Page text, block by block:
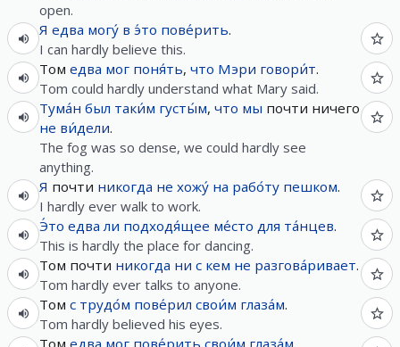
open.
Я едва могу́ в э́то пове́рить.
I can hardly believe this.
Том едва мог поня́ть, что Мэри говори́т.
Tom could hardly understand what Mary said.
Тума́н был таки́м густы́м, что мы почти ничего
не ви́дели.
The fog was so dense, we could hardly see
anything.
Я почти никогда не хожу́ на рабо́ту пешком.
I hardly ever walk to work.
Э́то едва ли подходя́щее ме́сто для та́нцев.
This is hardly the place for dancing.
Том почти никогда ни с кем не разгова́ривает.
Tom hardly ever talks to anyone.
Том с трудо́м пове́рил свои́м глаза́м.
Tom hardly believed his eyes.
Том едва мог пове́рить свои́м глаза́м.